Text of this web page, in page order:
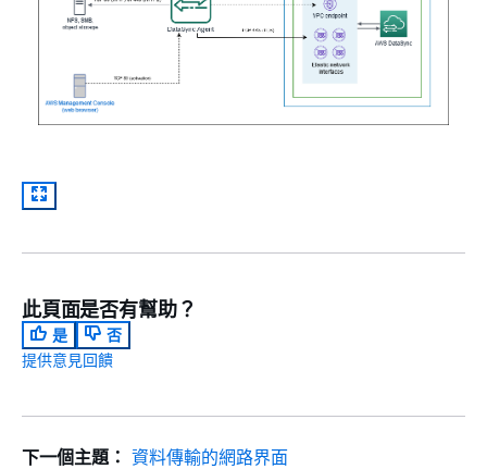
此頁面是否有幫助？
是
否
提供意見回饋
下一個主題： 資料傳輸的網路界面